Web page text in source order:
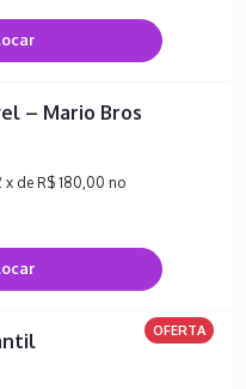
– Mario Bros
x de R$ 180,00 no
OFERTA